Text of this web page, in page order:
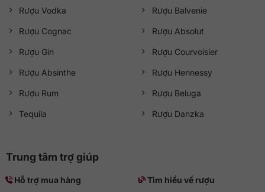
Rượu Vodka
Rượu Cognac
Rượu Gin
Rượu Absinthe
Rượu Rum
Tequila
Rượu Balvenie
Rượu Absolut
Rượu Courvoisier
Rượu Hennessy
Rượu Beluga
Rượu Danzka
Trung tâm trợ giúp
Hỗ trợ mua hàng
Tìm hiểu về rượu